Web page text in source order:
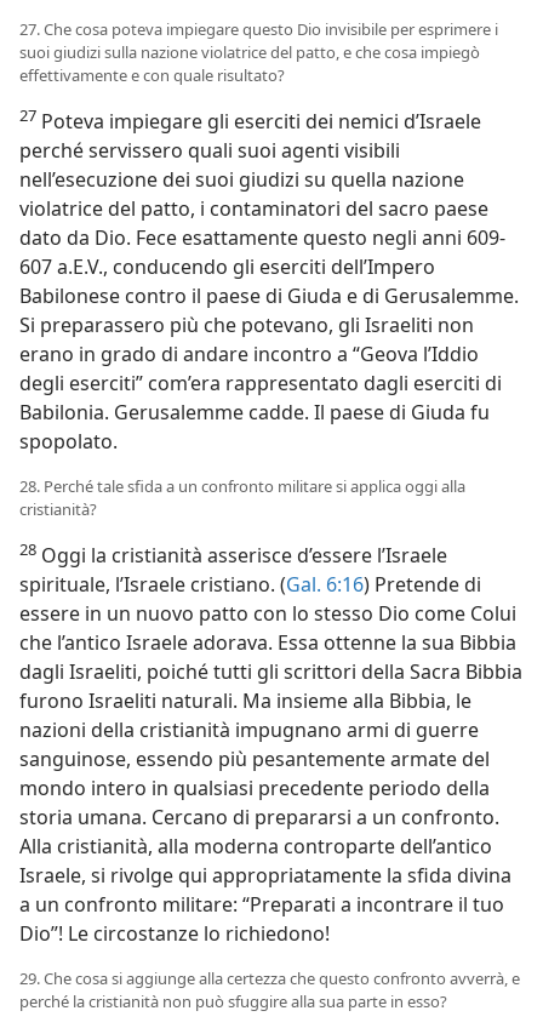
27. Che cosa poteva impiegare questo Dio invisibile per esprimere i
suoi giudizi sulla nazione violatrice del patto, e che cosa impiegò
effettivamente e con quale risultato?
27 Poteva impiegare gli eserciti dei nemici d’Israele
perché servissero quali suoi agenti visibili
nell’esecuzione dei suoi giudizi su quella nazione
violatrice del patto, i contaminatori del sacro paese
dato da Dio. Fece esattamente questo negli anni 609-
607 a.E.V., conducendo gli eserciti dell’Impero
Babilonese contro il paese di Giuda e di Gerusalemme.
Si preparassero più che potevano, gli Israeliti non
erano in grado di andare incontro a “Geova l’Iddio
degli eserciti” com’era rappresentato dagli eserciti di
Babilonia. Gerusalemme cadde. Il paese di Giuda fu
spopolato.
28. Perché tale sfida a un confronto militare si applica oggi alla
cristianità?
28 Oggi la cristianità asserisce d’essere l’Israele
spirituale, l’Israele cristiano. (Gal. 6:16) Pretende di
essere in un nuovo patto con lo stesso Dio come Colui
che l’antico Israele adorava. Essa ottenne la sua Bibbia
dagli Israeliti, poiché tutti gli scrittori della Sacra Bibbia
furono Israeliti naturali. Ma insieme alla Bibbia, le
nazioni della cristianità impugnano armi di guerre
sanguinose, essendo più pesantemente armate del
mondo intero in qualsiasi precedente periodo della
storia umana. Cercano di prepararsi a un confronto.
Alla cristianità, alla moderna controparte dell’antico
Israele, si rivolge qui appropriatamente la sfida divina
a un confronto militare: “Preparati a incontrare il tuo
Dio”! Le circostanze lo richiedono!
29. Che cosa si aggiunge alla certezza che questo confronto avverrà, e
perché la cristianità non può sfuggire alla sua parte in esso?